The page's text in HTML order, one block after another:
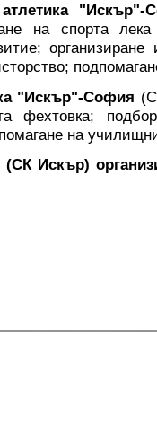
"Искър"-
на спорта лека
организиране
"Искър"-София
фехтовка;
на
Искър)